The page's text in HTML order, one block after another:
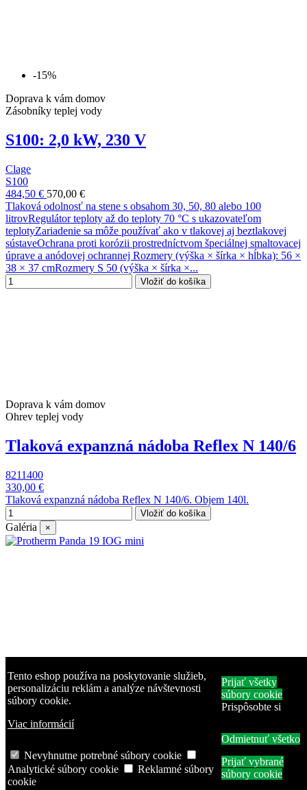
Tento eshop používa na poskytovanie služieb,
personalizáciu reklám a analýze návštevnosti
súbory cookie.
Viac informácií
Prijať všetky
súbory cookie
Prispôsobte si
Odmietnuť všetko
Nevyhnutne potrebné súbory cookie
Analytické súbory cookie
Reklamné súbory
cookie
Prijať vybrané
súbory cookie
-15%
Doprava k vám domov
Zásobníky teplej vody
S100: 2,0 kW, 230 V
Clage
S100
484,50 € 570,00 €
Tlaková odolnosť na stene s obsahom 30, 50, 80 alebo 100
litrovRegulátor teploty až do teploty 70 °C s ukazovateľom
teplotyZariadenie sa môže používať ako v tlakovej aj beztlakovej
sústaveOchrana proti korózii prostredníctvom špeciálnej smaltovacej
úprave a anódovej ochrannej Rozmery (výška × šírka × hĺbka): 56 ×
38 × 37 cmRozmery S 50 (výška × šírka ×...
Vložiť do košíka
Doprava k vám domov
Ohrev teplej vody
Tlaková expanzná nádoba Reflex N 140/6
8211400
330,00 €
Tlaková expanzná nádoba Reflex N 140/6. Objem 140l.
Vložiť do košíka
Galéria ×